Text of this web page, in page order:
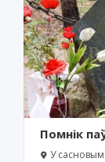
Помнік
У сасновым